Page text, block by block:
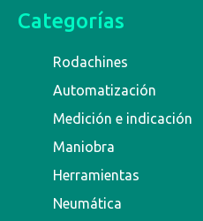
Categorías
Rodachines
Automatización
Medición e indicación
Maniobra
Herramientas
Neumática